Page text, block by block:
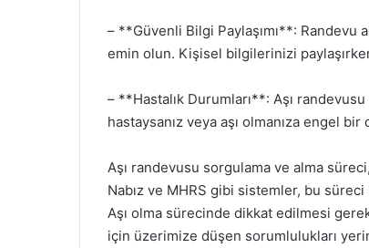
– **Güvenli Bilgi Paylaşımı**: Randevu
emin olun. Kişisel bilgilerinizi
– **Hastalık Durumları**: Aşı
hastaysanız veya aşı olmanıza engel
Aşı randevusu sorgulama ve alma süreci,
Nabız ve MHRS gibi sistemler, bu süreci
Aşı olma sürecinde dikkat edilmesi
için üzerimize düşen sorumlulukları